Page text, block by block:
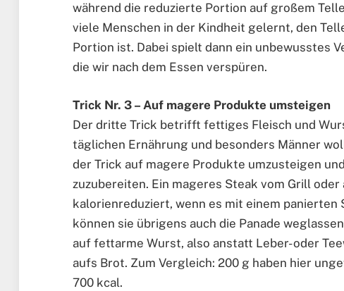
während die reduzierte Portion auf großem
viele Menschen in der Kindheit gelernt, den
Portion ist. Dabei spielt dann ein unbewusstes
die wir nach dem Essen verspüren.
Trick Nr. 3 – Auf magere Produkte umsteigen
Der dritte Trick betrifft fettiges Fleisch und
täglichen Ernährung und besonders Männer
der Trick auf magere Produkte umzusteigen
zuzubereiten. Ein mageres Steak vom Grill
kalorienreduziert, wenn es mit einem panierten
können sie übrigens auch die Panade
auf fettarme Wurst, also anstatt Leber- oder
aufs Brot. Zum Vergleich: 200 g haben hier
700 kcal.